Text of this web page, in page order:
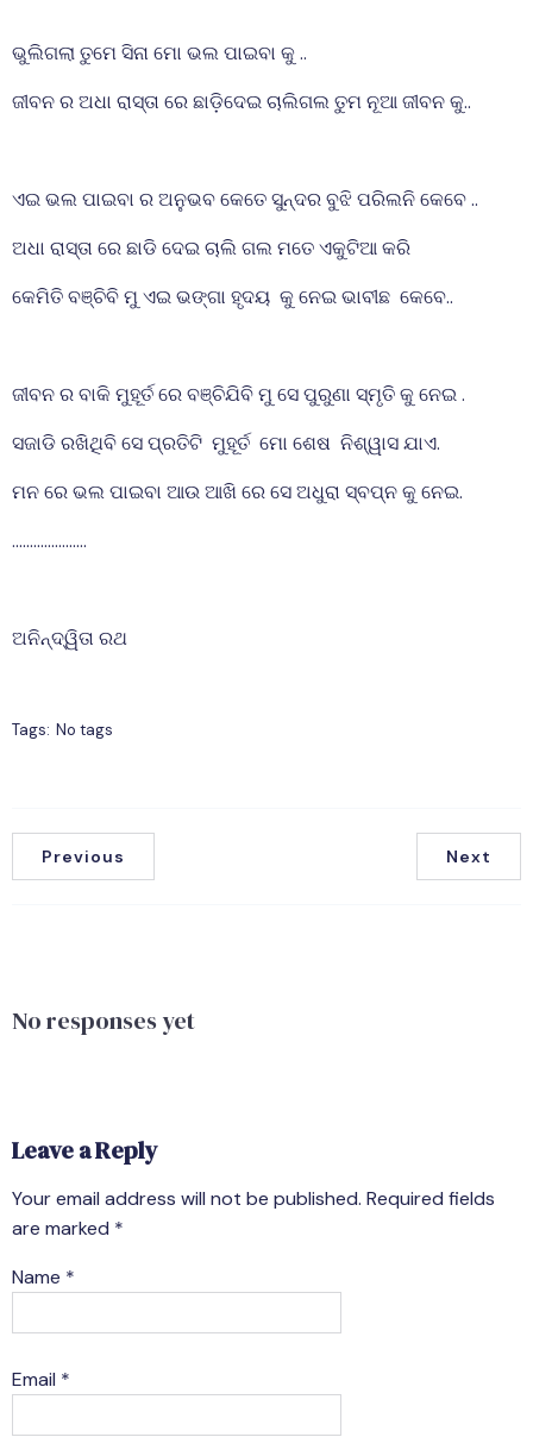
ଭୁଲିଗଲା ତୁମେ ସିନା ମୋ ଭଲ ପାଇବା କୁ ..
ଜୀବନ ର ଅଧା ରାସ୍ତା ରେ ଛାଡ଼ିଦେଇ ଚାଲିଗଲ ତୁମ ନୂଆ ଜୀବନ କୁ..
ଏଇ ଭଲ ପାଇବା ର ଅନୁଭବ କେତେ ସୁନ୍ଦର ବୁଝି ପରିଲନି କେବେ ..
ଅଧା ରାସ୍ତା ରେ ଛାଡି ଦେଇ ଚାଲି ଗଲ ମତେ ଏକୁଟିଆ କରି
କେମିତି ବଞ୍ଚିବି ମୁ ଏଇ ଭଙ୍ଗା ହୃଦୟ କୁ ନେଇ ଭାବୀଛ କେବେ..
ଜୀବନ ର ବାକି ମୁହୂର୍ତ ରେ ବଞ୍ଚିଯିବି ମୁ ସେ ପୁରୁଣା ସ୍ମୃତି କୁ ନେଇ .
ସଜାଡି ରଖିଥିବି ସେ ପ୍ରତିଟି ମୁହୂର୍ତ ମୋ ଶେଷ ନିଶ୍ୱାସ ଯାଏ.
ମନ ରେ ଭଲ ପାଇବା ଆଉ ଆଖି ରେ ସେ ଅଧୁରା ସ୍ବପ୍ନ କୁ ନେଇ.
…………………
ଅନିନ୍ଦ୍ୱିତା ରଥ
Tags: No tags
Previous Next
No responses yet
Leave a Reply
Your email address will not be published. Required fields
are marked *
Name *
Email *